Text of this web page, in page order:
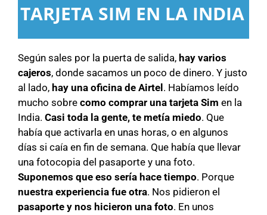
TARJETA SIM EN LA INDIA
Según sales por la puerta de salida, hay varios
cajeros, donde sacamos un poco de dinero. Y justo
al lado, hay una oficina de Airtel . Habíamos leído
mucho sobre como comprar una tarjeta Sim en la
India. Casi toda la gente, te metía miedo. Que
había que activarla en unas horas, o en algunos
días si caía en fin de semana. Que había que llevar
una fotocopia del pasaporte y una foto.
Suponemos que eso sería hace tiempo. Porque
nuestra experiencia fue otra. Nos pidieron el
pasaporte y nos hicieron una foto. En unos